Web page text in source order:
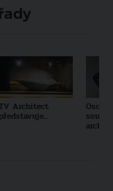
Architect
představuje...